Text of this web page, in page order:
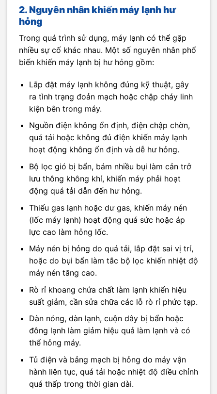
2. Nguyên nhân khiến máy lạnh hư
hỏng
Trong quá trình sử dụng, máy lạnh có thể gặp
nhiều sự cố khác nhau. Một số nguyên nhân phổ
biến khiến máy lạnh bị hư hỏng gồm:
Lắp đặt máy lạnh không đúng kỹ thuật, gây
ra tình trạng đoản mạch hoặc chập cháy linh
kiện bên trong máy.
Nguồn điện không ổn định, điện chập chờn,
quá tải hoặc không đủ điện khiến máy lạnh
hoạt động không ổn định và dễ hư hỏng.
Bộ lọc gió bị bẩn, bám nhiều bụi làm cản trở
lưu thông không khí, khiến máy phải hoạt
động quá tải dẫn đến hư hỏng.
Thiếu gas lạnh hoặc dư gas, khiến máy nén
(lốc máy lạnh) hoạt động quá sức hoặc áp
lực cao làm hỏng lốc.
Máy nén bị hỏng do quá tải, lắp đặt sai vị trí,
hoặc do bụi bẩn làm tắc bộ lọc khiến nhiệt độ
máy nén tăng cao.
Rò rỉ khoang chứa chất làm lạnh khiến hiệu
suất giảm, cần sửa chữa các lỗ rò rỉ phức tạp.
Dàn nóng, dàn lạnh, cuộn dây bị bẩn hoặc
đông lạnh làm giảm hiệu quả làm lạnh và có
thể hỏng máy.
Tủ điện và bảng mạch bị hỏng do máy vận
hành liên tục, quá tải hoặc nhiệt độ điều chỉnh
quá thấp trong thời gian dài.